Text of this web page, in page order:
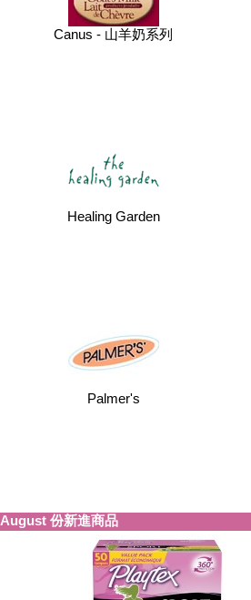
Canus - 山羊奶系列
Healing Garden
Palmer's
August 份新進商品